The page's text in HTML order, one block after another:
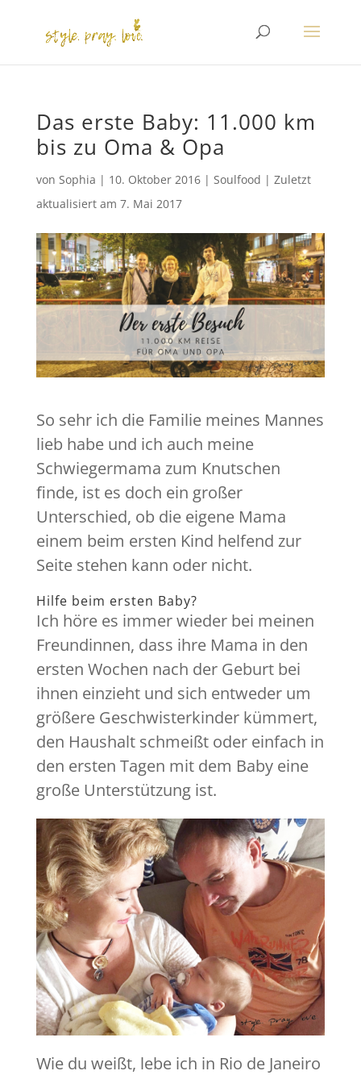
Das erste Baby: 11.000 km
bis zu Oma & Opa
von Sophia | 10. Oktober 2016| Soulfood | Zuletzt
aktualisiert am 7. Mai 2017
So sehr ich die Familie meines Mannes
lieb habe und ich auch meine
Schwiegermama zum Knutschen
finde, ist es doch ein großer
Unterschied, ob die eigene Mama
einem beim ersten Kind helfend zur
Seite stehen kann oder nicht.
Hilfe beim ersten Baby?
Ich höre es immer wieder bei meinen
Freundinnen, dass ihre Mama in den
ersten Wochen nach der Geburt bei
ihnen einzieht und sich entweder um
größere Geschwisterkinder kümmert,
den Haushalt schmeißt oder einfach in
den ersten Tagen mit dem Baby eine
große Unterstützung ist.
Wie du weißt, lebe ich in Rio de Janeiro